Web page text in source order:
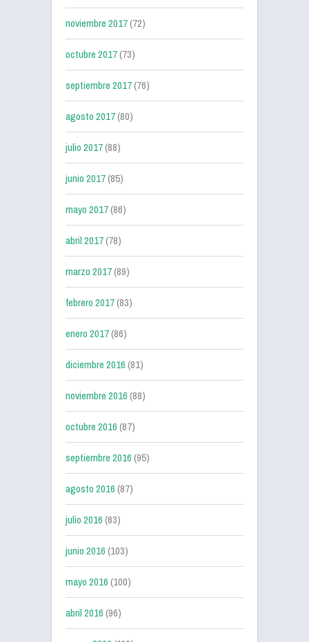
noviembre 2017(72)
octubre 2017(73)
septiembre 2017(76)
agosto 2017(80)
julio 2017(88)
junio 2017(85)
mayo 2017(86)
abril 2017(78)
marzo 2017(89)
febrero 2017(83)
enero 2017(86)
diciembre 2016(81)
noviembre 2016(88)
octubre 2016(87)
septiembre 2016(95)
agosto 2016(87)
julio 2016(83)
junio 2016(103)
mayo 2016(100)
abril 2016(96)